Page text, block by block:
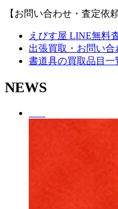
【お問い合わせ・査定依
えびす屋 LINE無料
出張買取・お問い合
書道具の買取品目一
NEWS